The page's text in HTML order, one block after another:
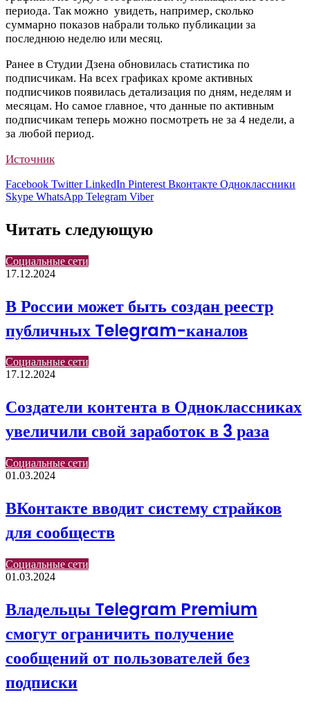
периода. Так можно увидеть, например, сколько
суммарно показов набрали только публикации за
последнюю неделю или месяц.
Ранее в Студии Дзена обновилась статистика по
подписчикам. На всех графиках кроме активных
подписчиков появилась детализация по дням, неделям и
месяцам. Но самое главное, что данные по активным
подписчикам теперь можно посмотреть не за 4 недели, а
за любой период.
Источник
Facebook Twitter LinkedIn Pinterest Вконтакте Одноклассники
Skype WhatsApp Telegram Viber
Читать следующую
Социальные сети
17.12.2024
В России может быть создан реестр
публичных Telegram-каналов
Социальные сети
17.12.2024
Создатели контента в Одноклассниках
увеличили свой заработок в 3 раза
Социальные сети
01.03.2024
ВКонтакте вводит систему страйков
для сообществ
Социальные сети
01.03.2024
Владельцы Telegram Premium
смогут ограничить получение
сообщений от пользователей без
подписки